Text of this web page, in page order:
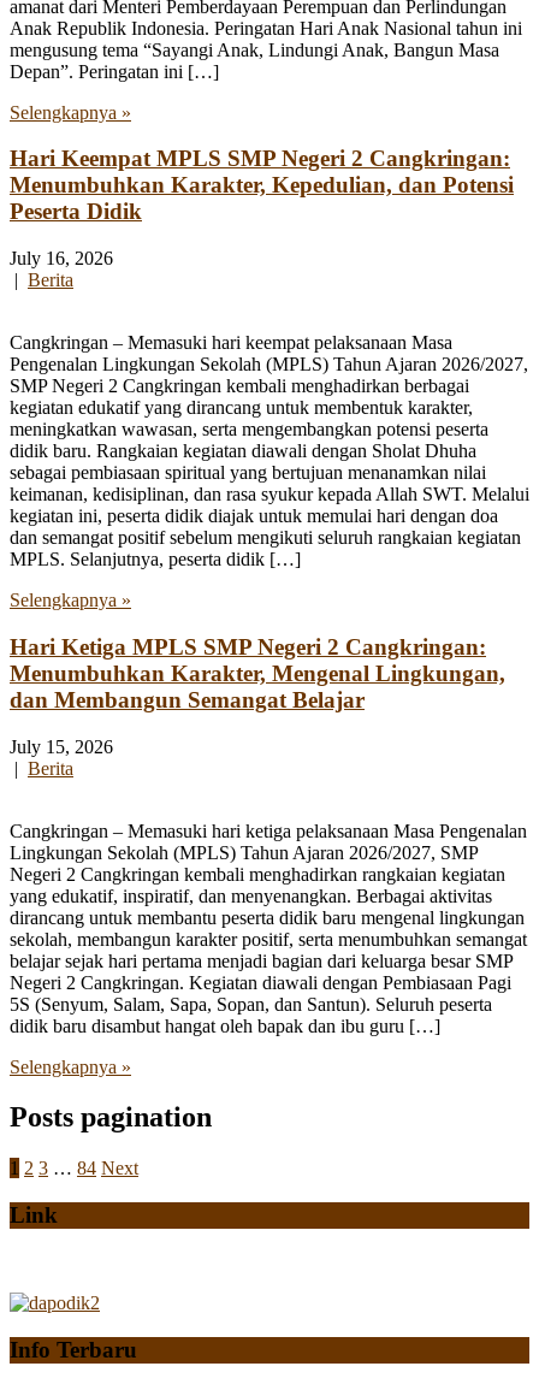
amanat dari Menteri Pemberdayaan Perempuan dan Perlindungan
Anak Republik Indonesia. Peringatan Hari Anak Nasional tahun ini
mengusung tema “Sayangi Anak, Lindungi Anak, Bangun Masa
Depan”. Peringatan ini […]
Selengkapnya »
Hari Keempat MPLS SMP Negeri 2 Cangkringan:
Menumbuhkan Karakter, Kepedulian, dan Potensi
Peserta Didik
July 16, 2026
| Berita
Cangkringan – Memasuki hari keempat pelaksanaan Masa
Pengenalan Lingkungan Sekolah (MPLS) Tahun Ajaran 2026/2027,
SMP Negeri 2 Cangkringan kembali menghadirkan berbagai
kegiatan edukatif yang dirancang untuk membentuk karakter,
meningkatkan wawasan, serta mengembangkan potensi peserta
didik baru. Rangkaian kegiatan diawali dengan Sholat Dhuha
sebagai pembiasaan spiritual yang bertujuan menanamkan nilai
keimanan, kedisiplinan, dan rasa syukur kepada Allah SWT. Melalui
kegiatan ini, peserta didik diajak untuk memulai hari dengan doa
dan semangat positif sebelum mengikuti seluruh rangkaian kegiatan
MPLS. Selanjutnya, peserta didik […]
Selengkapnya »
Hari Ketiga MPLS SMP Negeri 2 Cangkringan:
Menumbuhkan Karakter, Mengenal Lingkungan,
dan Membangun Semangat Belajar
July 15, 2026
| Berita
Cangkringan – Memasuki hari ketiga pelaksanaan Masa Pengenalan
Lingkungan Sekolah (MPLS) Tahun Ajaran 2026/2027, SMP
Negeri 2 Cangkringan kembali menghadirkan rangkaian kegiatan
yang edukatif, inspiratif, dan menyenangkan. Berbagai aktivitas
dirancang untuk membantu peserta didik baru mengenal lingkungan
sekolah, membangun karakter positif, serta menumbuhkan semangat
belajar sejak hari pertama menjadi bagian dari keluarga besar SMP
Negeri 2 Cangkringan. Kegiatan diawali dengan Pembiasaan Pagi
5S (Senyum, Salam, Sapa, Sopan, dan Santun). Seluruh peserta
didik baru disambut hangat oleh bapak dan ibu guru […]
Selengkapnya »
Posts pagination
1 2 3 … 84 Next
Link
Info Terbaru